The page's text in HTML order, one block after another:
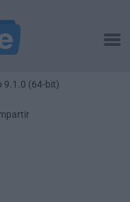
9.1.0 (64-bit)